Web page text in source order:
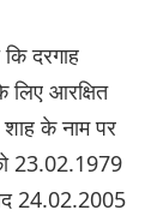
दरगाह
लिए आरक्षित
के नाम पर
23.02.1979
24.02.2005